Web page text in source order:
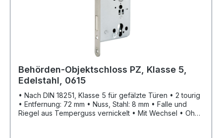
Behörden-Objektschloss PZ, Klasse 5,
Edelstahl, 0615
• Nach DIN 18251, Klasse 5 für gefälzte Türen • 2 tourig
• Entfernung: 72 mm • Nuss, Stahl: 8 mm • Falle und
Riegel aus Temperguss vernickelt • Mit Wechsel • Ohne